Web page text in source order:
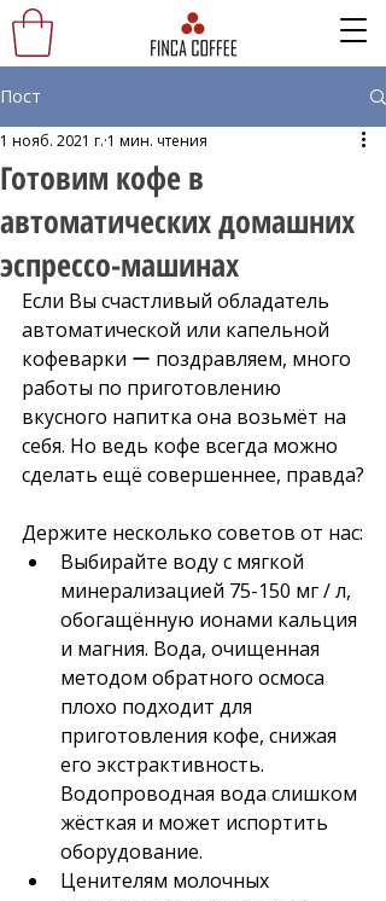
Пост
Готовим кофе в
автоматических домашних
эспрессо-машинах
1 нояб. 2021 г. 1 мин. чтения
Если Вы счастливый обладатель
автоматической или капельной
кофеварки ー поздравляем, много
работы по приготовлению
вкусного напитка она возьмёт на
себя. Но ведь кофе всегда можно
сделать ещё совершеннее, правда?
Держите несколько советов от нас:
Выбирайте воду с мягкой
минерализацией 75-150 мг / л,
обогащённую ионами кальция
и магния. Вода, очищенная
методом обратного осмоса
плохо подходит для
приготовления кофе, снижая
его экстрактивность.
Водопроводная вода слишком
жёсткая и может испортить
оборудование.
Ценителям молочных